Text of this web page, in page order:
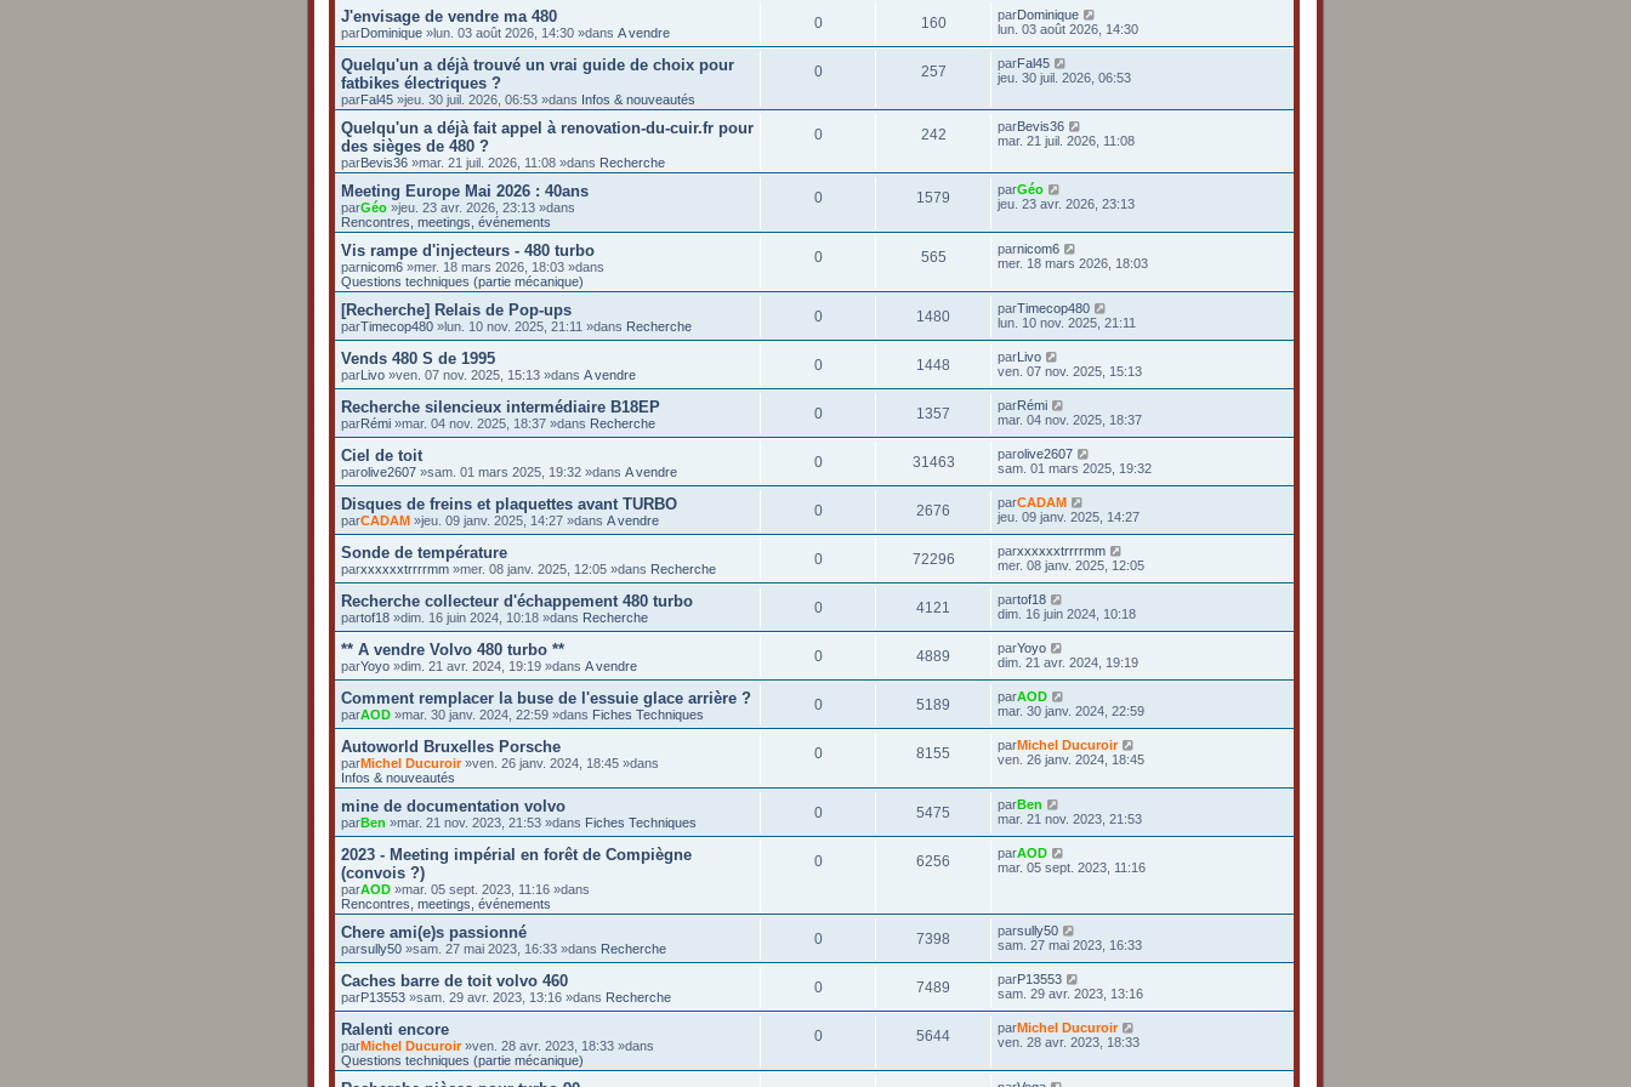
J'envisage de vendre ma 480
parDominique »lun. 03 août 2026, 14:30 »dans A vendre
0 160 parDominique
lun. 03 août 2026, 14:30
Quelqu'un a déjà trouvé un vrai guide de choix pour
fatbikes électriques ?
parFal45 »jeu. 30 juil. 2026, 06:53 »dans Infos & nouveautés
0 257 parFal45
jeu. 30 juil. 2026, 06:53
Quelqu'un a déjà fait appel à renovation-du-cuir.fr pour
des sièges de 480 ?
parBevis36 »mar. 21 juil. 2026, 11:08 »dans Recherche
0 242 parBevis36
mar. 21 juil. 2026, 11:08
Meeting Europe Mai 2026 : 40ans
parGéo »jeu. 23 avr. 2026, 23:13 »dans
Rencontres, meetings, événements
0 1579 parGéo
jeu. 23 avr. 2026, 23:13
Vis rampe d'injecteurs - 480 turbo
parnicom6 »mer. 18 mars 2026, 18:03 »dans
Questions techniques (partie mécanique)
0 565 parnicom6
mer. 18 mars 2026, 18:03
[Recherche] Relais de Pop-ups
parTimecop480 »lun. 10 nov. 2025, 21:11 »dans Recherche
0 1480 parTimecop480
lun. 10 nov. 2025, 21:11
Vends 480 S de 1995
parLivo »ven. 07 nov. 2025, 15:13 »dans A vendre
0 1448 parLivo
ven. 07 nov. 2025, 15:13
Recherche silencieux intermédiaire B18EP
parRémi »mar. 04 nov. 2025, 18:37 »dans Recherche
0 1357 parRémi
mar. 04 nov. 2025, 18:37
Ciel de toit
parolive2607 »sam. 01 mars 2025, 19:32 »dans A vendre
0 31463 parolive2607
sam. 01 mars 2025, 19:32
Disques de freins et plaquettes avant TURBO
parCADAM »jeu. 09 janv. 2025, 14:27 »dans A vendre
0 2676 parCADAM
jeu. 09 janv. 2025, 14:27
Sonde de température
parxxxxxxtrrrrmm »mer. 08 janv. 2025, 12:05 »dans Recherche
0 72296 parxxxxxxtrrrrmm
mer. 08 janv. 2025, 12:05
Recherche collecteur d'échappement 480 turbo
partof18 »dim. 16 juin 2024, 10:18 »dans Recherche
0 4121 partof18
dim. 16 juin 2024, 10:18
** A vendre Volvo 480 turbo **
parYoyo »dim. 21 avr. 2024, 19:19 »dans A vendre
0 4889 parYoyo
dim. 21 avr. 2024, 19:19
Comment remplacer la buse de l'essuie glace arrière ?
parAOD »mar. 30 janv. 2024, 22:59 »dans Fiches Techniques
0 5189 parAOD
mar. 30 janv. 2024, 22:59
Autoworld Bruxelles Porsche
parMichel Ducuroir»ven. 26 janv. 2024, 18:45 »dans
Infos & nouveautés
0 8155 parMichel Ducuroir
ven. 26 janv. 2024, 18:45
mine de documentation volvo
parBen »mar. 21 nov. 2023, 21:53 »dans Fiches Techniques
0 5475 parBen
mar. 21 nov. 2023, 21:53
2023 - Meeting impérial en forêt de Compiègne
(convois ?)
parAOD »mar. 05 sept. 2023, 11:16 »dans
Rencontres, meetings, événements
0 6256 parAOD
mar. 05 sept. 2023, 11:16
Chere ami(e)s passionné
parsully50 »sam. 27 mai 2023, 16:33 »dans Recherche
0 7398 parsully50
sam. 27 mai 2023, 16:33
Caches barre de toit volvo 460
parP13553 »sam. 29 avr. 2023, 13:16 »dans Recherche
0 7489 parP13553
sam. 29 avr. 2023, 13:16
Ralenti encore
parMichel Ducuroir»ven. 28 avr. 2023, 18:33 »dans
Questions techniques (partie mécanique)
0 5644 parMichel Ducuroir
ven. 28 avr. 2023, 18:33